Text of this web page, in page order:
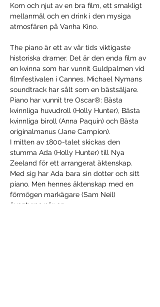
Kom och njut av en bra film, ett smakligt
mellanmål och en drink i den mysiga
atmosfären på Vanha Kino.
The piano är ett av vår tids viktigaste
historiska dramer. Det är den enda film av
en kvinna som har vunnit Guldpalmen vid
filmfestivalen i Cannes. Michael Nymans
soundtrack har sålt som en bästsäljare.
Piano har vunnit tre Oscar®: Bästa
kvinnliga huvudroll (Holly Hunter), Bästa
kvinnliga biroll (Anna Paquin) och Bästa
originalmanus (Jane Campion).
I mitten av 1800-talet skickas den
stumma Ada (Holly Hunter) till Nya
Zeeland för ett arrangerat äktenskap.
Med sig har Ada bara sin dotter och sitt
piano. Men hennes äktenskap med en
förmögen markägare (Sam Neil)
äventyras när en…